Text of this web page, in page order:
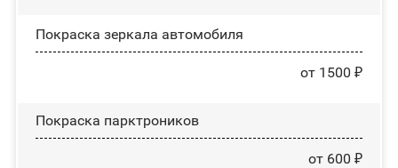
Покраска зеркала автомобиля
от 1500 ₽
Покраска парктроников
от 600 ₽